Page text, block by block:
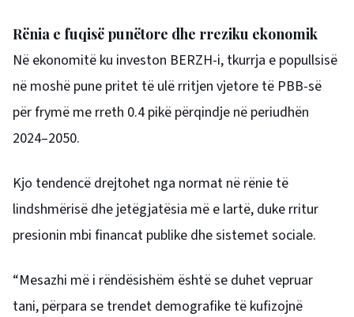
Rënia e fuqisë punëtore dhe rreziku ekonomik
Në ekonomitë ku investon BERZH-i, tkurrja e popullsisë
në moshë pune pritet të ulë rritjen vjetore të PBB-së
për frymë me rreth 0.4 pikë përqindje në periudhën
2024–2050.
Kjo tendencë drejtohet nga normat në rënie të
lindshmërisë dhe jetëgjatësia më e lartë, duke rritur
presionin mbi financat publike dhe sistemet sociale.
“Mesazhi më i rëndësishëm është se duhet vepruar
tani, përpara se trendet demografike të kufizojnë